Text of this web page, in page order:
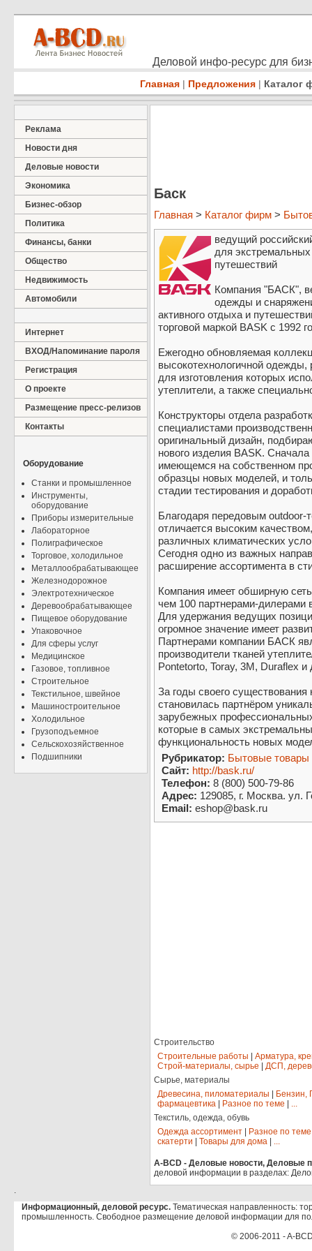
Деловой инфо-ресурс для
Главная | Предложения | Каталог
Реклама
Новости дня
Деловые новости
Экономика
Бизнес-обзор
Политика
Финансы, банки
Общество
Недвижимость
Автомобили
Интернет
ВХОД/Напоминание пароля
Регистрация
О проекте
Размещение пресс-релизов
Контакты
Оборудование
Станки и промышленное
Инструменты,
оборудование
Приборы измерительные
Лабораторное
Полиграфическое
Торговое, холодильное
Металлообрабатывающее
Железнодорожное
Электротехническое
Деревообрабатывающее
Пищевое оборудование
Упаковочное
Для сферы услуг
Медицинское
Газовое, топливное
Строительное
Текстильное, швейное
Машиностроительное
Холодильное
Грузоподъемное
Сельскохозяйственное
Подшипники
Баск
Главная > Каталог фирм >
ведущий
для экстремальных
путешествий
Компания "БАСК",
одежды и
активного отдыха и
торговой маркой BASK с 1992
Ежегодно обновляемая
высокотехнологичной
для изготовления которых
утеплители, а также
Конструкторы отдела
специалистами
оригинальный дизайн,
нового изделия BASK.
имеющемся на собственном
образцы новых моделей, и
стадии тестирования и
Благодаря передовым outdoor-
отличается высоким
различных климатических
Сегодня одно из важных
расширение ассортимента в
Компания имеет обширную
чем 100 партнерами-дилерами
Для удержания ведущих
огромное значение имеет
Партнерами компании БАСК
производители тканей
Pontetorto, Toray, 3M, Duraflex и
За годы своего
становилась партнёром
зарубежных
которые в самых
функциональность новых
Рубрикатор: Бытовые товары
Сайт: http://bask.ru/
Телефон: 8 (800) 500-79-86
Адрес: 129085, г. Москва. ул.
Email: eshop@bask.ru
Строительство
Строительные работы
Арматура,
Строй-материалы, сырье
ДСП,
Сырье, материалы
Древесина, пиломатериалы
Бензин,
фармацевтика
Разное по теме
...
Текстиль, одежда, обувь
Одежда ассортимент
Разное по теме
скатерти
Товары для дома ...
A-BCD - Деловые новости, Деловые
деловой информации в разделах:
.
Информационный, деловой ресурс. Тематическая направленность:
промышленность. Свободное размещение деловой информации для
© 2006-2011 - A-